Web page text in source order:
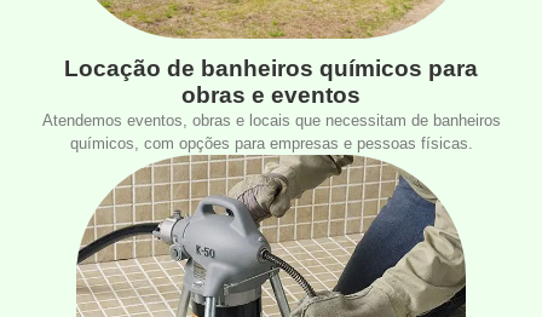
Locação de banheiros químicos para
obras e eventos
Atendemos eventos, obras e locais que necessitam de banheiros
químicos, com opções para empresas e pessoas físicas.